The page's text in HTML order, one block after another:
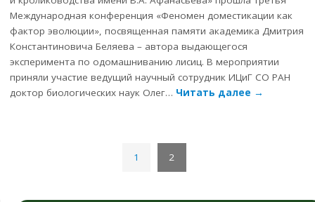
Международная конференция «Феномен доместикации как
фактор эволюции», посвященная памяти академика Дмитрия
Константиновича Беляева – автора выдающегося
эксперимента по одомашниванию лисиц. В мероприятии
приняли участие ведущий научный сотрудник ИЦиГ СО РАН
доктор биологических наук Олег… Читать далее →
1 2